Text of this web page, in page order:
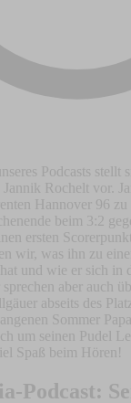
Podcasts stellt
Rochelt vor.
Hannover 96 zu
beim 3:2
ersten
wir, was ihn zu
und wie er sich in
aber auch
abseits des
Sommer
um seinen Pudel
Spaß beim Hören!
Podcast: